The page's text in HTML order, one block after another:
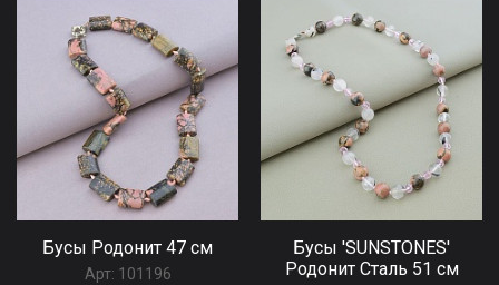
Бусы Родонит 47 см
Арт: 101196
Бусы 'SUNSTONES'
Родонит Сталь 51 см